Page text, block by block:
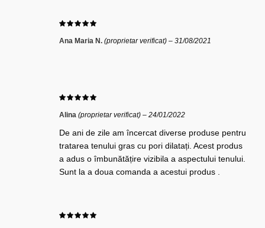
Ana Maria N. (proprietar verificat) – 31/08/2021
Alina (proprietar verificat) – 24/01/2022
De ani de zile am încercat diverse produse pentru
tratarea tenului gras cu pori dilatați. Acest produs
a adus o îmbunătățire vizibila a aspectului tenului.
Sunt la a doua comanda a acestui produs .